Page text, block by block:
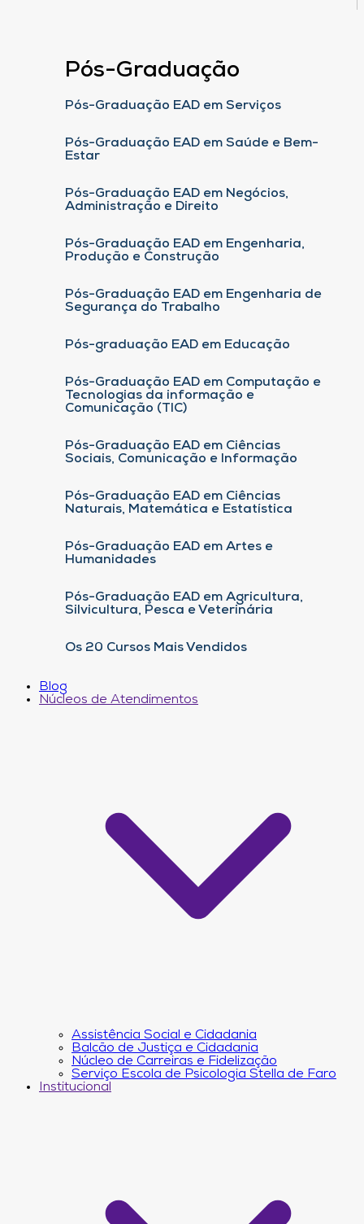
Pós-Graduação
Pós-Graduação EAD em Serviços
Pós-Graduação EAD em Saúde e Bem-
Estar
Pós-Graduação EAD em Negócios,
Administração e Direito
Pós-Graduação EAD em Engenharia,
Produção e Construção
Pós-Graduação EAD em Engenharia de
Segurança do Trabalho
Pós-graduação EAD em Educação
Pós-Graduação EAD em Computação e
Tecnologias da informação e
Comunicação (TIC)
Pós-Graduação EAD em Ciências
Sociais, Comunicação e Informação
Pós-Graduação EAD em Ciências
Naturais, Matemática e Estatística
Pós-Graduação EAD em Artes e
Humanidades
Pós-Graduação EAD em Agricultura,
Silvicultura, Pesca e Veterinária
Os 20 Cursos Mais Vendidos
Blog
Núcleos de Atendimentos
Assistência Social e Cidadania
Balcão de Justiça e Cidadania
Núcleo de Carreiras e Fidelização
Serviço Escola de Psicologia Stella de Faro
Institucional